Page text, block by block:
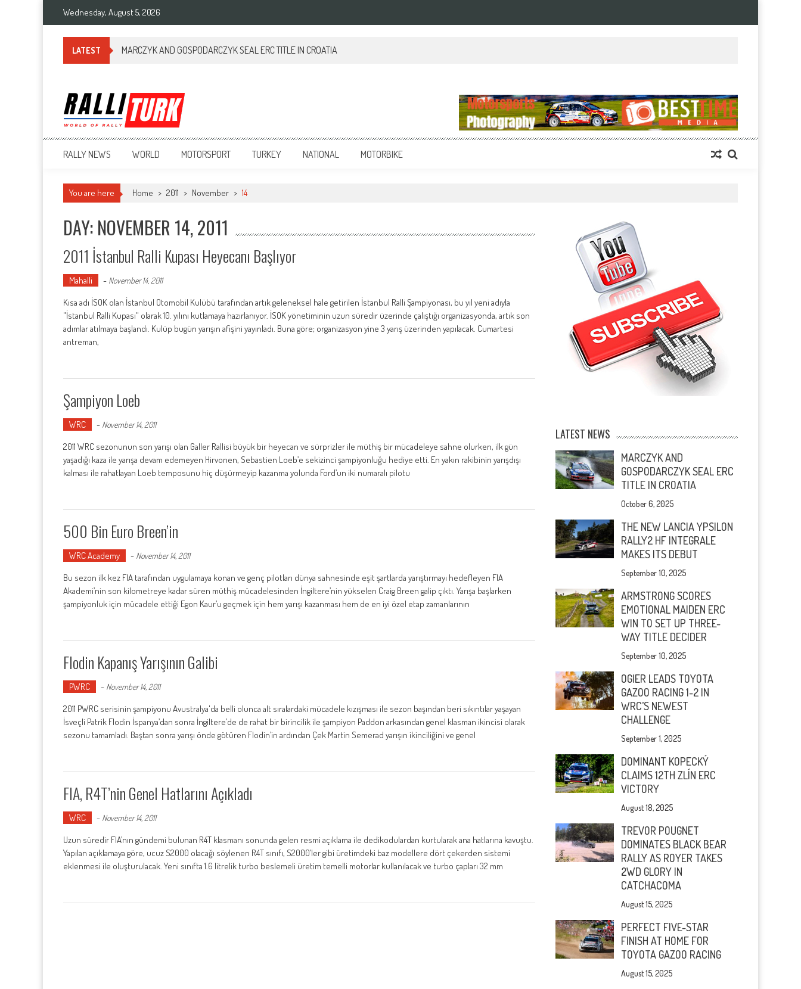
Wednesday, August 5, 2026
LATEST MARCZYK AND GOSPODARCZYK SEAL ERC TITLE IN CROATIA
RalliTurk
World of Rally
RALLY NEWS WORLD MOTORSPORT TURKEY NATIONAL MOTORBIKE
You are here Home > 2011 > November > 14
DAY: NOVEMBER 14, 2011
2011 İstanbul Ralli Kupası Heyecanı Başlıyor
Mahalli - November 14, 2011
Kısa adı İSOK olan İstanbul Otomobil Kulübü tarafından artık geleneksel hale getirilen İstanbul Ralli Şampiyonası, bu yıl yeni adıyla
"İstanbul Ralli Kupası" olarak 10. yılını kutlamaya hazırlanıyor. İSOK yönetiminin uzun süredir üzerinde çalıştığı organizasyonda, artık son
adımlar atılmaya başlandı. Kulüp bugün yarışın afişini yayınladı. Buna göre; organizasyon yine 3 yarış üzerinden yapılacak. Cumartesi
antreman,
Şampiyon Loeb
WRC - November 14, 2011
2011 WRC sezonunun son yarışı olan Galler Rallisi büyük bir heyecan ve sürprizler ile müthiş bir mücadeleye sahne olurken, ilk gün
yaşadığı kaza ile yarışa devam edemeyen Hirvonen, Sebastien Loeb’e sekizinci şampiyonluğu hediye etti. En yakın rakibinin yarışdışı
kalması ile rahatlayan Loeb temposunu hiç düşürmeyip kazanma yolunda Ford’un iki numaralı pilotu
500 Bin Euro Breen’in
WRC Academy - November 14, 2011
Bu sezon ilk kez FIA tarafından uygulamaya konan ve genç pilotları dünya sahnesinde eşit şartlarda yarıştırmayı hedefleyen FIA
Akademi’nin son kilometreye kadar süren müthiş mücadelesinden İngiltere’nin yükselen Craig Breen galip çıktı. Yarışa başlarken
şampiyonluk için mücadele ettiği Egon Kaur’u geçmek için hem yarışı kazanması hem de en iyi özel etap zamanlarının
Flodin Kapanış Yarışının Galibi
PWRC - November 14, 2011
2011 PWRC serisinin şampiyonu Avustralya'da belli olunca alt sıralardaki mücadele kızışması ile sezon başından beri sıkıntılar yaşayan
İsveçli Patrik Flodin İspanya’dan sonra İngiltere’de de rahat bir birincilik ile şampiyon Paddon arkasından genel klasman ikincisi olarak
sezonu tamamladı. Baştan sonra yarışı önde götüren Flodin’in ardından Çek Martin Semerad yarışın ikinciliğini ve genel
FIA, R4T’nin Genel Hatlarını Açıkladı
WRC - November 14, 2011
Uzun süredir FIA’nın gündemi bulunan R4T klasmanı sonunda gelen resmi açıklama ile dedikodulardan kurtularak ana hatlarına kavuştu.
Yapılan açıklamaya göre, ucuz S2000 olacağı söylenen R4T sınıfı, S2000’ler gibi üretimdeki baz modellere dört çekerden sistemi
eklenmesi ile oluşturulacak. Yeni sınıfta 1.6 litrelik turbo beslemeli üretim temelli motorlar kullanılacak ve turbo çapları 32 mm
LATEST NEWS
MARCZYK AND
GOSPODARCZYK SEAL ERC
TITLE IN CROATIA
October 6, 2025
THE NEW LANCIA YPSILON
RALLY2 HF INTEGRALE
MAKES ITS DEBUT
September 10, 2025
ARMSTRONG SCORES
EMOTIONAL MAIDEN ERC
WIN TO SET UP THREE-
WAY TITLE DECIDER
September 10, 2025
OGIER LEADS TOYOTA
GAZOO RACING 1-2 IN
WRC’S NEWEST
CHALLENGE
September 1, 2025
DOMINANT KOPECKÝ
CLAIMS 12TH ZLÍN ERC
VICTORY
August 18, 2025
TREVOR POUGNET
DOMINATES BLACK BEAR
RALLY AS ROYER TAKES
2WD GLORY IN
CATCHACOMA
August 15, 2025
PERFECT FIVE-STAR
FINISH AT HOME FOR
TOYOTA GAZOO RACING
August 15, 2025